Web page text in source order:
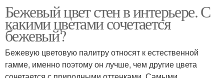
Бежевый цвет стен в интерьере. С
какими цветами сочетается
бежевый?
Бежевую цветовую палитру относят к естественной
гамме, именно поэтому он лучше, чем другие цвета